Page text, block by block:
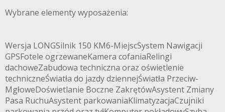
Wybrane elementy wyposażenia:
Wersja LONGSilnik 150 KM6-MiejscSystem Nawigacji
GPSFotele ogrzewaneKamera cofaniaRelingi
dachoweZabudowa techniczna oraz oświetlenie
techniczneŚwiatła do jazdy dziennejŚwiatła Przeciw-
MgłoweDoświetlanie Boczne ZakrętówAsystent Zmiany
Pasa RuchuAsystent parkowaniaKlimatyzacjaCzujniki